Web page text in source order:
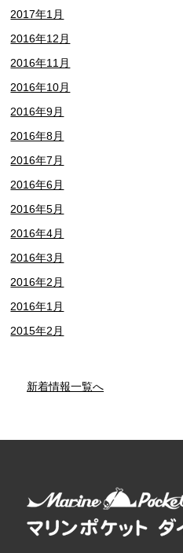
2017年1月
2016年12月
2016年11月
2016年10月
2016年9月
2016年8月
2016年7月
2016年6月
2016年5月
2016年4月
2016年3月
2016年2月
2016年1月
2015年2月
新着情報一覧へ